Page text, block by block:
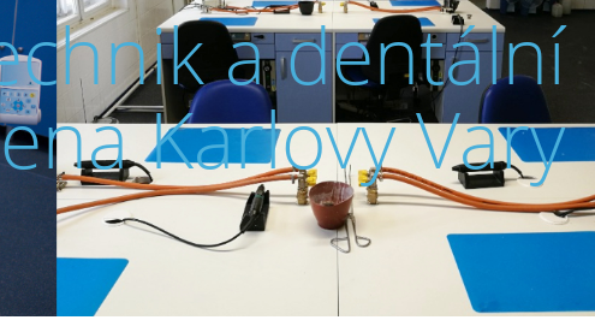
a dentální
Karlovy Vary